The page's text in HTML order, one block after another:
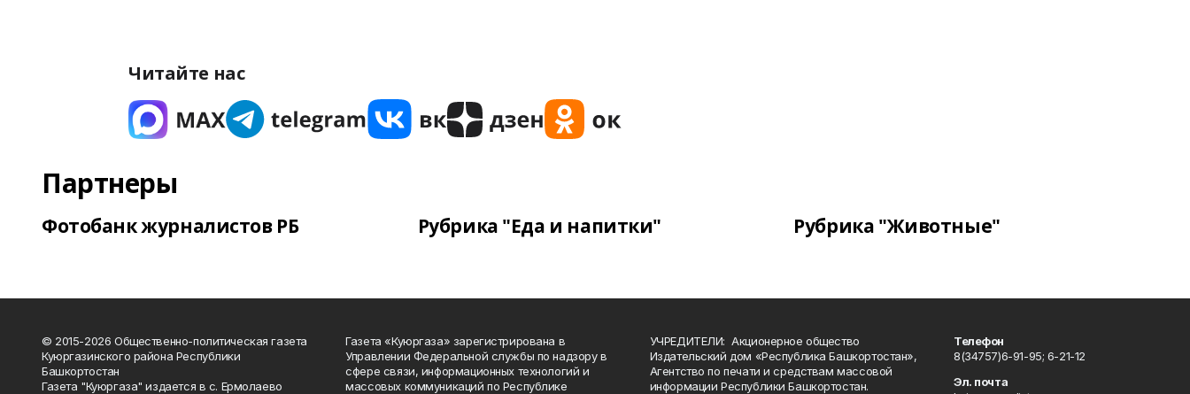
Читайте нас
Партнеры
Фотобанк журналистов РБ Рубрика "Еда и напитки" Рубрика "Животные"
© 2015-2026 Общественно-политическая газета
Куюргазинского района Республики
Башкортостан
Газета "Куюргаза" издается в с. Ермолаево
Газета «Куюргаза» зарегистрирована в
Управлении Федеральной службы по надзору в
сфере связи, информационных технологий и
массовых коммуникаций по Республике
УЧРЕДИТЕЛИ: Акционерное общество
Издательский дом «Республика Башкортостан»,
Агентство по печати и средствам массовой
информации Республики Башкортостан.
Телефон
8(34757)6-91-95; 6-21-12
Эл. почта